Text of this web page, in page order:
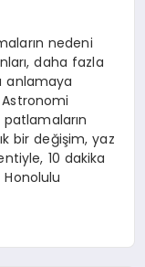
nedeni
daha fazla
anlamaya
Astronomi
bir değişim, yaz
10 dakika
Honolulu